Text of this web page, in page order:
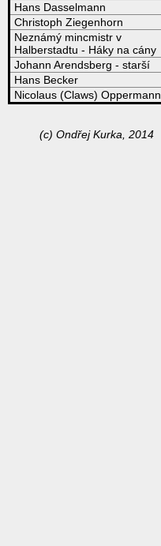
Hans Dasselmann
Christoph Ziegenhorn
Neznámý mincmistr v
Halberstadtu - Háky na cány
Johann Arendsberg - starší
Hans Becker
Nicolaus (Claws) Oppermann
(c) Ondřej Kurka, 2014